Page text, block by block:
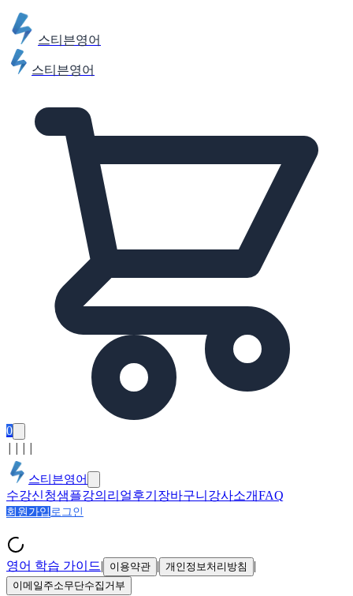
스티븐영어
스티븐영어
0
스티븐영어
수강신청샘플강의 리얼후기 장바구니 강사소개FAQ
회원가입 로그인
영어 학습 가이드| 이용약관 | 개인정보처리방침 |
이메일주소무단수집거부